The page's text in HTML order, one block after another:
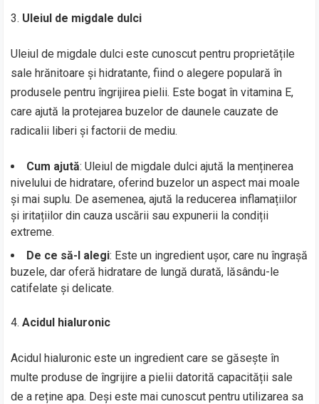
Uleiul de migdale dulci
Uleiul de migdale dulci este cunoscut pentru proprietățile
sale hrănitoare și hidratante, fiind o alegere populară în
produsele pentru îngrijirea pielii. Este bogat în vitamina E,
care ajută la protejarea buzelor de daunele cauzate de
radicalii liberi și factorii de mediu.
Cum ajută: Uleiul de migdale dulci ajută la menținerea
nivelului de hidratare, oferind buzelor un aspect mai moale
și mai suplu. De asemenea, ajută la reducerea inflamațiilor
și iritațiilor din cauza uscării sau expunerii la condiții
extreme.
De ce să-l alegi: Este un ingredient ușor, care nu îngrașă
buzele, dar oferă hidratare de lungă durată, lăsându-le
catifelate și delicate.
Acidul hialuronic
Acidul hialuronic este un ingredient care se găsește în
multe produse de îngrijire a pielii datorită capacității sale
de a reține apa. Deși este mai cunoscut pentru utilizarea sa